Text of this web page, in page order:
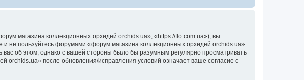
магазина коллекционных орхидей orchids.ua», «https://flo.com.ua»), вы
не пользуйтесь форумами «форум магазина коллекционных орхидей orchids.ua».
об этом, однако с вашей стороны было бы разумным регулярно просматривать
orchids.ua» после обновления/исправления условий означает ваше согласие с